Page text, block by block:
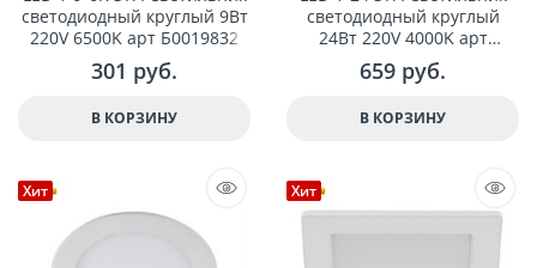
светодиодный круглый 9Вт
220V 6500K арт Б0019832
301 руб.
В КОРЗИНУ
светодиодный круглый
24Вт 220V 4000K арт
Б0019460
659 руб.
В КОРЗИНУ
Хит Хит